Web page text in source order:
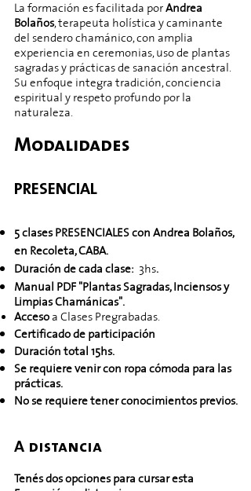
La formación es facilitada porAndrea
Bolaños, terapeuta holística y caminante
del sendero chamánico, con amplia
experiencia en ceremonias, uso de plantas
sagradas y prácticas de sanación ancestral.
Su enfoque integra tradición, conciencia
espiritual y respeto profundo por la
naturaleza.
Modalidades​
PRESENCIAL ​
5 clases PRESENCIALES con Andrea Bolaños,
en Recoleta, CABA.
Duración de cada clase: 3hs.
Manual PDF "Plantas Sagradas, Inciensos y
Limpias Chamánicas".
Accesoa Clases Pregrabadas.
Certificado de participación
Duración total 15hs.
Se requiere venir con ropa cómoda para las
prácticas.
No se requiere tener conocimientos previos.
​A distancia
Tenés dos opciones para cursar esta